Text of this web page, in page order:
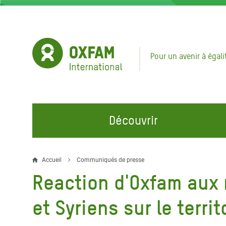
Aller
Pour un avenir à
Découvrir
NOS DOMAINES D'ACTION
Eau et Assainissement
Alimentation, Climat et
Ressources Naturelles
au
Crise
REJOINDRE NOS CAMPAGNES
Climate Justice
Hands Off Our Spaces
Rejoignez la Communauté
d'Ariane
Accueil Communiqués de presse
Reaction d'Oxfam
et Syriens sur le